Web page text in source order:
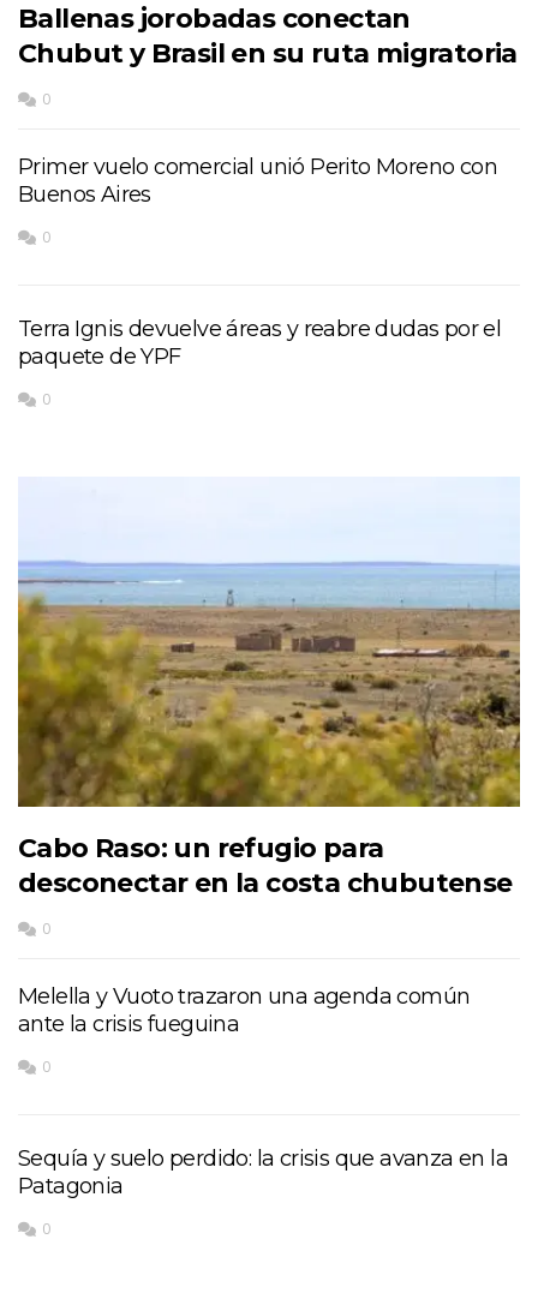
Ballenas jorobadas conectan
Chubut y Brasil en su ruta migratoria
0
Primer vuelo comercial unió Perito Moreno con
Buenos Aires
0
Terra Ignis devuelve áreas y reabre dudas por el
paquete de YPF
0
Cabo Raso: un refugio para
desconectar en la costa chubutense
0
Melella y Vuoto trazaron una agenda común
ante la crisis fueguina
0
Sequía y suelo perdido: la crisis que avanza en la
Patagonia
0